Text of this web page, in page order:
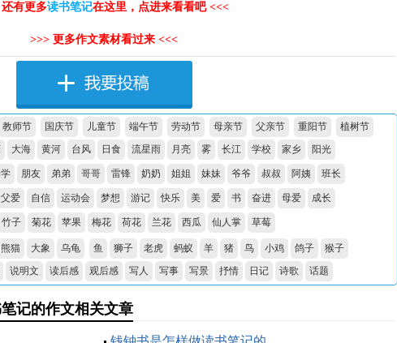
有更多读书笔记在这里，点进来看看吧 <<<
>>> 更多作文素材看过来 <<<
教师节 国庆节 儿童节 端午节 劳动节 母亲节 父亲节 重阳节 植树节
大海 黄河 台风 日食 流星雨 月亮 雾 长江 学校 家乡 阳光
朋友 弟弟 哥哥 雷锋 奶奶 姐姐 妹妹 爷爷 叔叔 阿姨 班长
父爱 自信 运动会 梦想 游记 快乐 美 爱 书 奋进 母爱 成长
竹子 菊花 苹果 梅花 荷花 兰花 西瓜 仙人掌 草莓
熊猫 大象 乌龟 鱼 狮子 老虎 蚂蚁 羊 猪 鸟 小鸡 鸽子 猴子
说明文 读后感 观后感 写人 写事 写景 抒情 日记 诗歌 话题
记的作文相关文章